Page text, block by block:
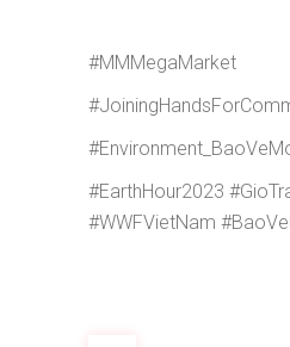
#MMMegaMarket
#EarthHour2023
#WWFVietNam